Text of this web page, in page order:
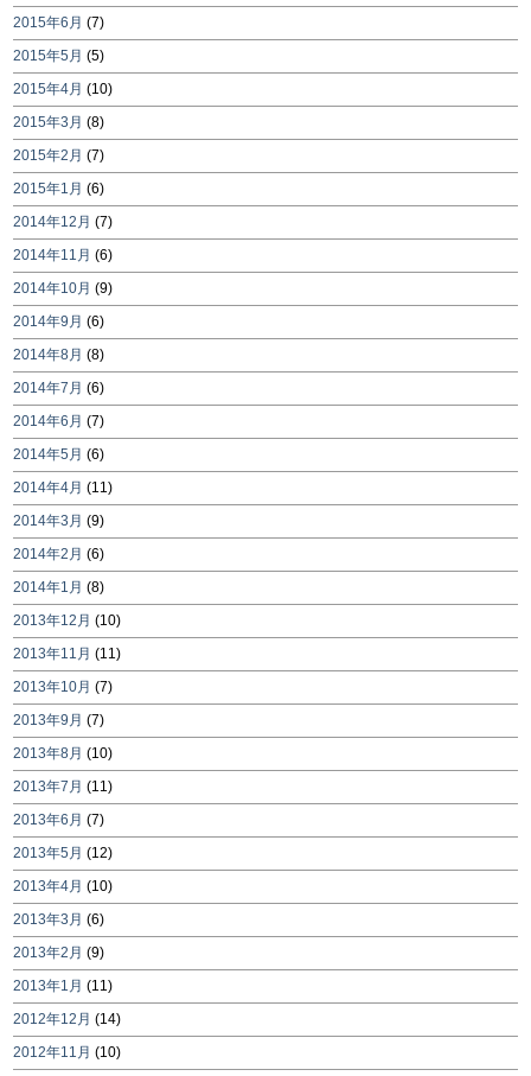
2015年6月 (7)
2015年5月 (5)
2015年4月 (10)
2015年3月 (8)
2015年2月 (7)
2015年1月 (6)
2014年12月 (7)
2014年11月 (6)
2014年10月 (9)
2014年9月 (6)
2014年8月 (8)
2014年7月 (6)
2014年6月 (7)
2014年5月 (6)
2014年4月 (11)
2014年3月 (9)
2014年2月 (6)
2014年1月 (8)
2013年12月 (10)
2013年11月 (11)
2013年10月 (7)
2013年9月 (7)
2013年8月 (10)
2013年7月 (11)
2013年6月 (7)
2013年5月 (12)
2013年4月 (10)
2013年3月 (6)
2013年2月 (9)
2013年1月 (11)
2012年12月 (14)
2012年11月 (10)